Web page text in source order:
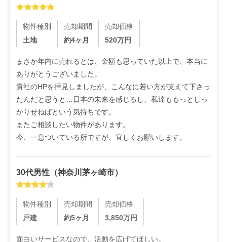
物件種別
土地
売却期間
約4ヶ月
売却価格
520万円
まさか年内に売れるとは、金額も思っていた以上で、本当に
ありがとうございました。
貴社のHPを拝見しましたが、こんなに若い方が支えて下さっ
たんだと思うと…日本の未来を感じるし、私達ももっとしっ
かりせねばという気持ちです。
またご相談したい物件があります。
今、一息ついている所ですが、宜しくお願いします。
30代男性 （神奈川茅ヶ崎市）
物件種別
戸建
売却期間
約5ヶ月
売却価格
3,850万円
面白いサービスなので、活動を広げてほしい。